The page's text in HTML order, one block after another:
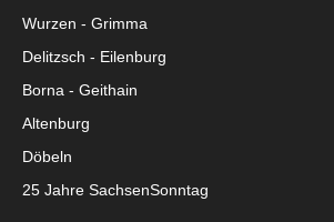
Wurzen - Grimma
Delitzsch - Eilenburg
Borna - Geithain
Altenburg
Döbeln
25 Jahre SachsenSonntag